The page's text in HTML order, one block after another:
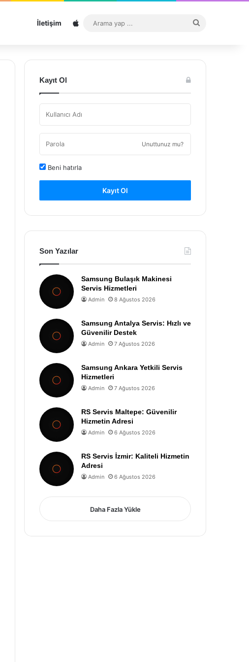
İletişim Sitemap
...
Kayıt Ol
Unuttunuz mu?
Beni hatırla
Kayıt Ol
Son Yazılar
Samsung Bulaşık Makinesi
Servis Hizmetleri
Admin 8 Ağustos 2026
Samsung Antalya Servis: Hızlı ve
Güvenilir Destek
Admin 7 Ağustos 2026
Samsung Ankara Yetkili Servis
Hizmetleri
Admin 7 Ağustos 2026
RS Servis Maltepe: Güvenilir
Hizmetin Adresi
Admin 6 Ağustos 2026
RS Servis İzmir: Kaliteli Hizmetin
Adresi
Admin 6 Ağustos 2026
Daha Fazla Yükle